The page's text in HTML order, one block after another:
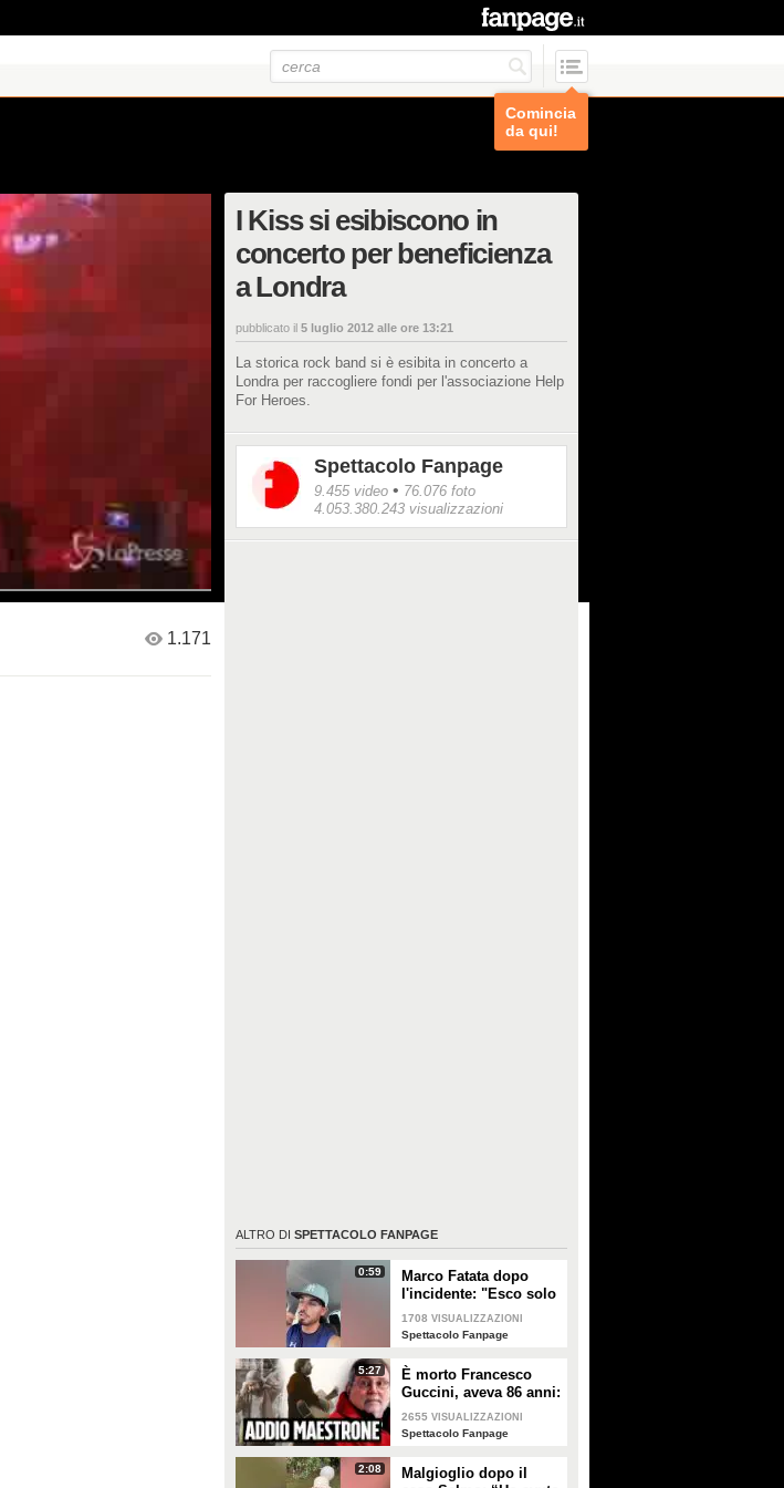
Comincia
da qui!
I Kiss si esibiscono in
concerto per beneficienza
a Londra
pubblicato il 5 luglio 2012 alle ore 13:21
La storica rock band si è esibita in concerto a
Londra per raccogliere fondi per l'associazione Help
For Heroes.
Spettacolo Fanpage
9.455 video • 76.076 foto
4.053.380.243 visualizzazioni
ALTRO DI SPETTACOLO FANPAGE
0:59
Marco Fatata dopo
l'incidente: "Esco solo
di sera, i primi tempi
non riuscivo a
1708 VISUALIZZAZIONI
Spettacolo Fanpage
5:27
È morto Francesco
Guccini, aveva 86 anni:
è stato uno dei
cantautori più
2655 VISUALIZZAZIONI
Spettacolo Fanpage
2:08
Malgioglio dopo il
1.171